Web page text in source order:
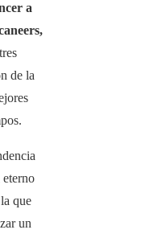
a
de la
que
un